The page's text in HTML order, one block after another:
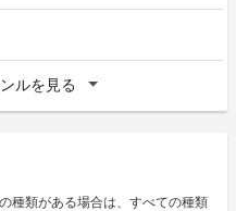
ルを見る
種類がある場合は、すべての種類